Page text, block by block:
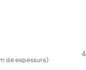
de espessura)
4